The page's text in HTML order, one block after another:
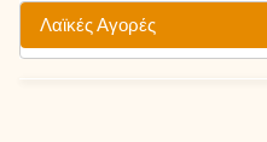
Λαϊκές Αγορές